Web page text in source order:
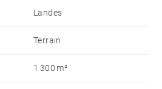
Landes
Terrain
1 300 m²